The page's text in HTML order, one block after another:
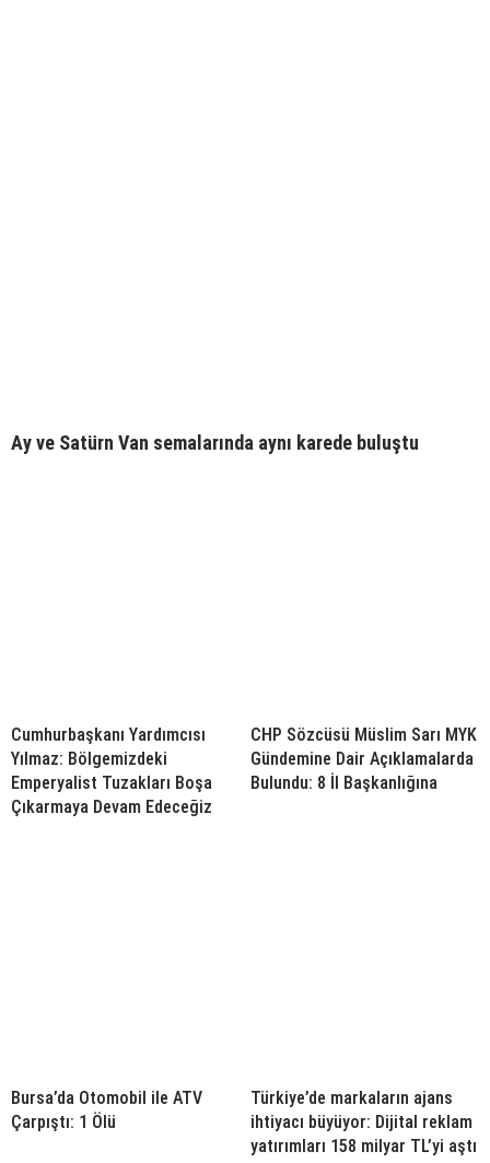
Ay ve Satürn Van semalarında aynı karede buluştu
Cumhurbaşkanı Yardımcısı
Yılmaz: Bölgemizdeki
Emperyalist Tuzakları Boşa
Çıkarmaya Devam Edeceğiz
CHP Sözcüsü Müslim Sarı MYK
Gündemine Dair Açıklamalarda
Bulundu: 8 İl Başkanlığına
Bursa’da Otomobil ile ATV
Çarpıştı: 1 Ölü
Türkiye’de markaların ajans
ihtiyacı büyüyor: Dijital reklam
yatırımları 158 milyar TL’yi aştı